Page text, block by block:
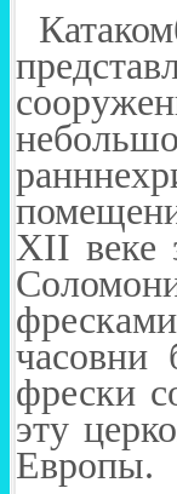
XII веке
часовни
фрески
эту
Европы.